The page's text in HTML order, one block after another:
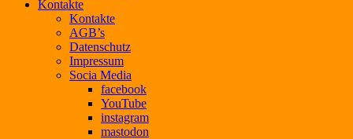
Kontakte
Kontakte
AGB’s
Datenschutz
Impressum
Socia Media
facebook
YouTube
instagram
mastodon